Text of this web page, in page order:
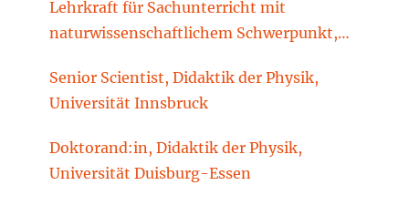
Lehrkraft für Sachunterricht mit
naturwissenschaftlichem Schwerpunkt,
Technische Universität Cottbus-Senftenberg
Senior Scientist, Didaktik der Physik,
Universität Innsbruck
Doktorand:in, Didaktik der Physik,
Universität Duisburg-Essen